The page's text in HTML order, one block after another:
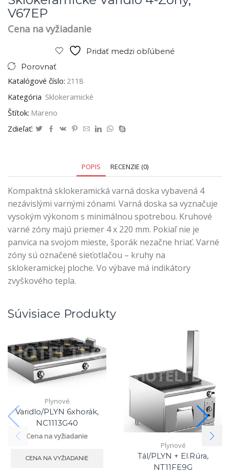
V67EP
Cena na vyžiadanie
Pridať medzi obľúbené
Porovnať
Katalógové číslo: 2118
Kategória Sklokeramické
Štítok: Mareno
Zdieľať:
POPIS RECENZIE (0)
Kompaktná sklokeramická varná doska vybavená 4
nezávislými varnými zónami. Varná doska sa vyznačuje
vysokým výkonom s minimálnou spotrebou. Kruhové
varné zóny majú priemer 4 x 220 mm. Pokiaľ nie je
panvica na svojom mieste, šporák nezačne hriať. Varné
zóny sú označené sieťotlačou – kruhy na
sklokeramickej ploche. Vo výbave má indikátory
zvyškového tepla.
Súvisiace Produkty
Plynové
Varidlo/PLYN 6xhorák,
NC1113G40
Cena na vyžiadanie
CENA NA VYŽIADANIE
Plynové
Tál/PLYN + El.rúra,
NT11FE9G